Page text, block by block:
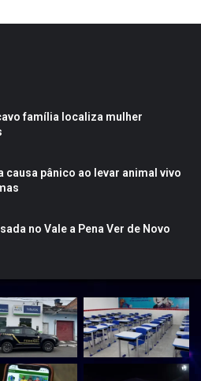
família localiza mulher
causa pânico ao levar animal vivo
no Vale a Pena Ver de Novo